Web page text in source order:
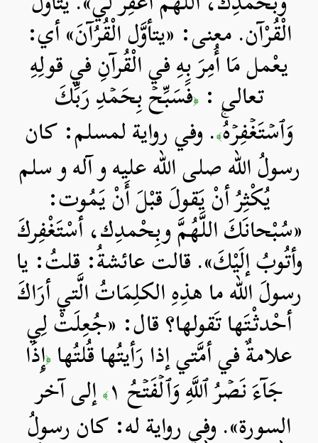
الْقُرْآن. معنى: «يتأوَّل الْقُرُآنَ» أي:
يعْمل مَا أُمِرَ بِهِ في الْقُرآنِ في قولِهِ
تعالى :﴿فَسَبِّحۡ بِحَمۡدِ رَبِّكَ
وَٱسۡتَغۡفِرۡهُۚ﴾. وفي رواية لمسلم: كان
رسولُ الله صلی الله علیه و آله و سلم
يُكْثِرُ أنْ يَقولَ قبْلَ أَنْ يَمُوت:
«سُبْحانَكَ اللَّهُمَّ وبِحْمدِك، أسْتَغْفِركَ
وأتُوبُ إلَيْكَ». قالت عائشةُ: قلتُ: يا
رسولَ الله ما هذِهِ الكلِمَاتُ الَّتي أرَاكَ
أحْدثْتَها تَقولها؟ قال: «جُعِلَتْ لِي
علامةٌ في أمَّتي إذا رَأيتُها قُلتُها ﴿إِذَا
جَآءَ نَصۡرُ ٱللَّهِ وَٱلۡفَتۡحُ ١
﴾ إلى آخر
السورة». وفي رواية له: كان رسولُ